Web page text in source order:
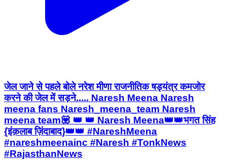
जेल जाने से पहले बोले नरेश मीणा राजनीतिक षड्यंत्र कमजोर
करने की जेल में सड़ने..... Naresh Meena Naresh
meena fans Naresh_meena_team Naresh
meena team💟 👑 👑 Naresh Meena👑👑भगत सिंह
{इंक़लाब ज़िंदाबाद}👑👑 #NareshMeena
#nareshmeenainc #Naresh #TonkNews
#RajasthanNews